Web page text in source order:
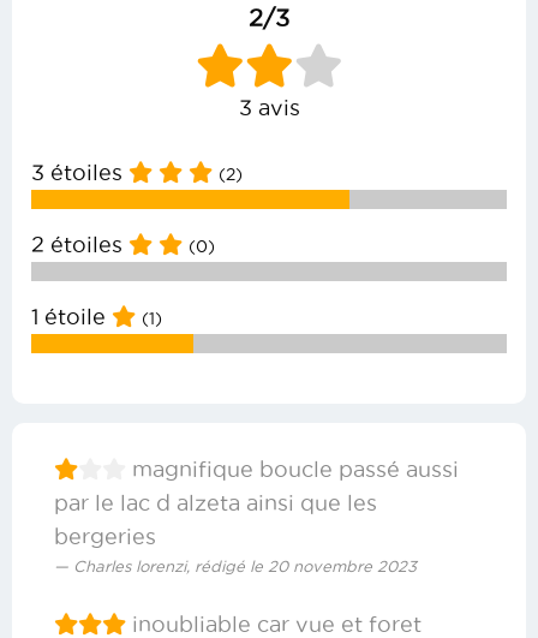
2/3
3 avis
3 étoiles (2)
2 étoiles (0)
1 étoile (1)
magnifique boucle passé aussi
par le lac d alzeta ainsi que les
bergeries
Charles lorenzi, rédigé le 20 novembre 2023
inoubliable car vue et foret